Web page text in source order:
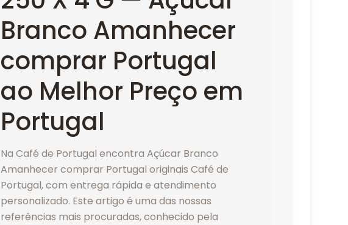
Branco Amanhecer
comprar Portugal
ao Melhor Preço em
Portugal
Na Café de Portugal encontra Açúcar Branco
Amanhecer comprar Portugal originais Café de
Portugal, com entrega rápida e atendimento
personalizado. Este artigo é uma das nossas
referências mais procuradas, conhecido pela